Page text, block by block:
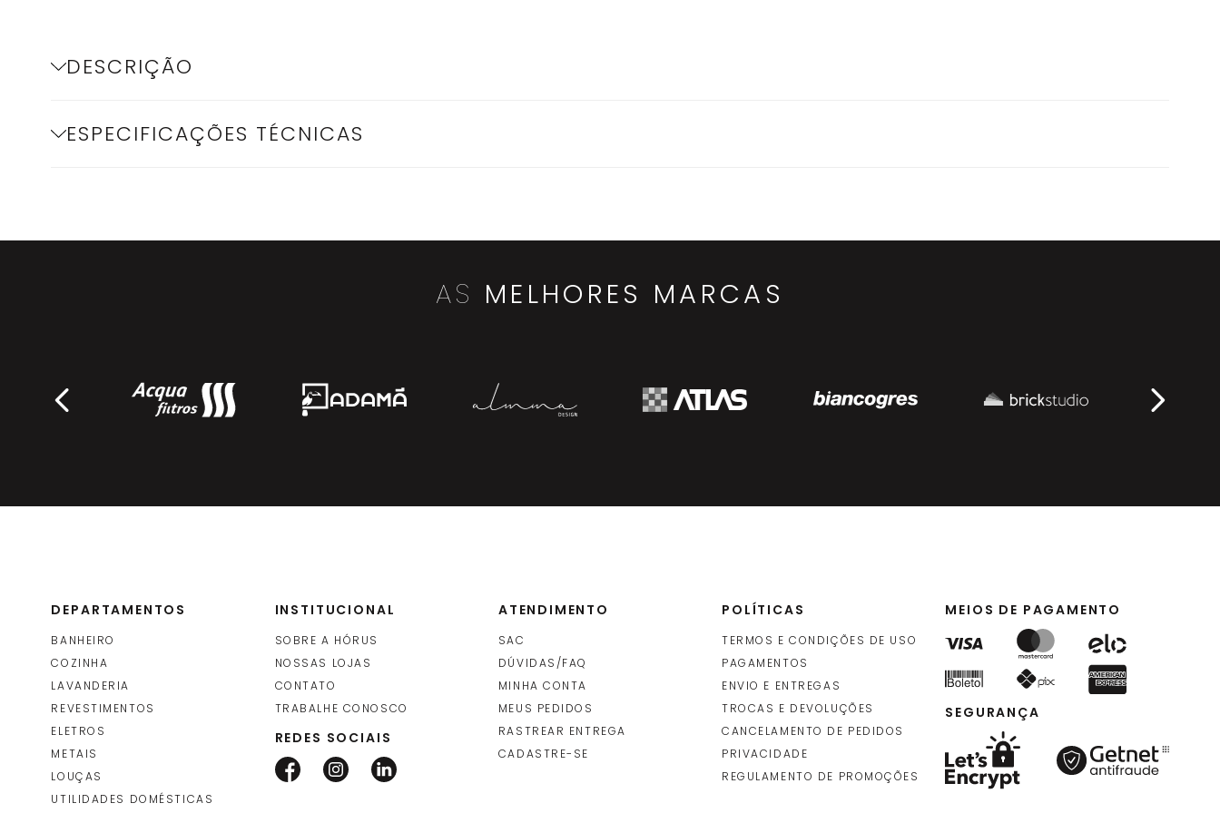
DESCRIÇÃO
ESPECIFICAÇÕES TÉCNICAS
AS MELHORES MARCAS
DEPARTAMENTOS
BANHEIRO
COZINHA
LAVANDERIA
REVESTIMENTOS
ELETROS
METAIS
LOUÇAS
UTILIDADES DOMÉSTICAS
INSTITUCIONAL
SOBRE A HÓRUS
NOSSAS LOJAS
CONTATO
TRABALHE CONOSCO
REDES SOCIAIS
ATENDIMENTO
SAC
DÚVIDAS/FAQ
MINHA CONTA
MEUS PEDIDOS
RASTREAR ENTREGA
CADASTRE-SE
POLÍTICAS
TERMOS E CONDIÇÕES DE USO
PAGAMENTOS
ENVIO E ENTREGAS
TROCAS E DEVOLUÇÕES
CANCELAMENTO DE PEDIDOS
PRIVACIDADE
REGULAMENTO DE PROMOÇÕES
MEIOS DE PAGAMENTO
SEGURANÇA